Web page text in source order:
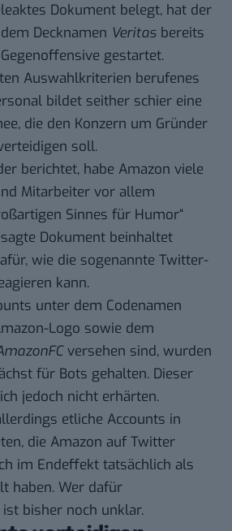
Dokument belegt, hat der
Decknamen Veritas bereits
gestartet.
Auswahlkriterien berufenes
bildet seither schier eine
die den Konzern um Gründer
soll.
berichtet, habe Amazon viele
Mitarbeiter vor allem
Sinnes für Humor“
Dokument beinhaltet
wie die sogenannte Twitter-
kann.
unter dem Codenamen
Logo sowie dem
versehen sind, wurden
für Bots gehalten. Dieser
jedoch nicht erhärten.
etliche Accounts in
die Amazon auf Twitter
im Endeffekt tatsächlich als
haben. Wer dafür
bisher noch unklar.